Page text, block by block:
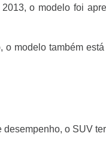
o modelo foi
modelo também
o SUV